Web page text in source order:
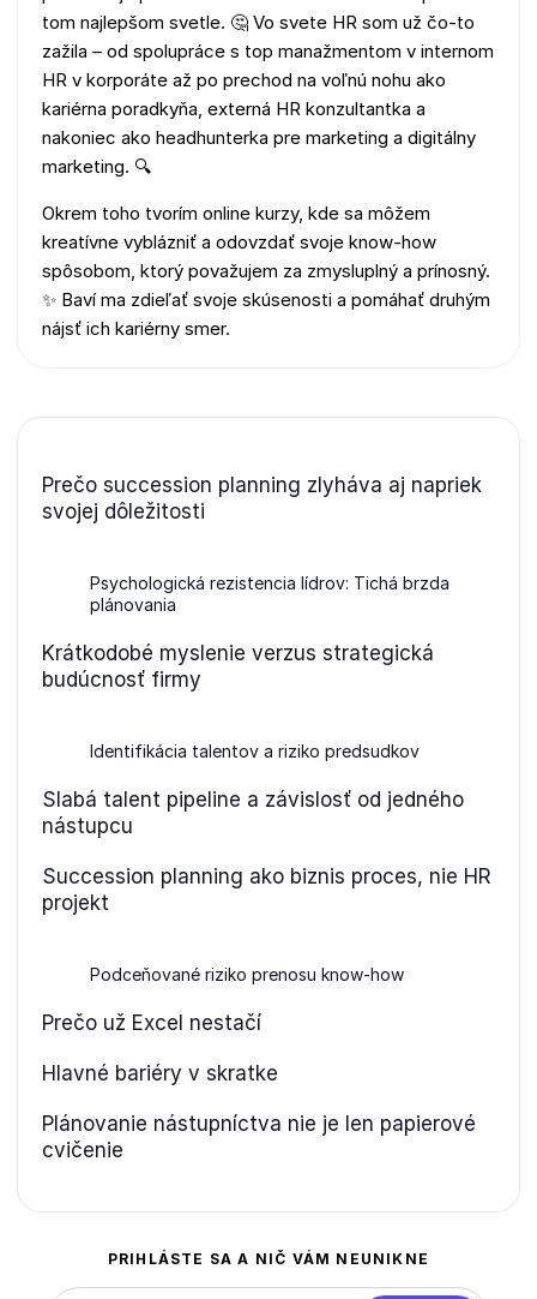
tom najlepšom svetle. 🤔 Vo svete HR som už čo-to
zažila – od spolupráce s top manažmentom v internom
HR v korporáte až po prechod na voľnú nohu ako
kariérna poradkyňa, externá HR konzultantka a
nakoniec ako headhunterka pre marketing a digitálny
marketing. 🔍
Okrem toho tvorím online kurzy, kde sa môžem
kreatívne vyblázniť a odovzdať svoje know-how
spôsobom, ktorý považujem za zmysluplný a prínosný.
✨ Baví ma zdieľať svoje skúsenosti a pomáhať druhým
nájsť ich kariérny smer.
Prečo succession planning zlyháva aj napriek
svojej dôležitosti
Psychologická rezistencia lídrov: Tichá brzda
plánovania
Krátkodobé myslenie verzus strategická
budúcnosť firmy
Identifikácia talentov a riziko predsudkov
Slabá talent pipeline a závislosť od jedného
nástupcu
Succession planning ako biznis proces, nie HR
projekt
Podceňované riziko prenosu know-how
Prečo už Excel nestačí
Hlavné bariéry v skratke
Plánovanie nástupníctva nie je len papierové
cvičenie
PRIHLÁSTE SA A NIČ VÁM NEUNIKNE